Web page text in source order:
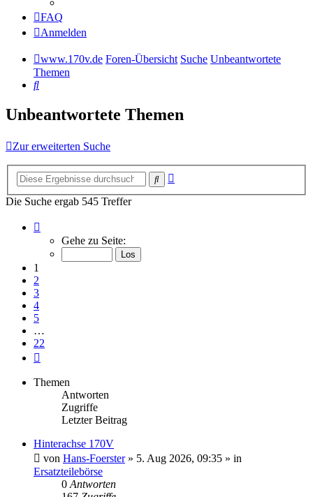
FAQ
Anmelden
www.170v.de Foren-Übersicht Suche Unbeantwortete
Themen
Suche
Unbeantwortete Themen
Zur erweiterten Suche
Suche
Die Suche ergab 545 Treffer
von
Gehe zu Seite:
1
2
3
4
5
…
22
Themen
Antworten
Zugriffe
Letzter Beitrag
Hinterachse 170V
von Hans-Foerster» 5. Aug 2026, 09:35 » in
Ersatzteilebörse
0 Antworten